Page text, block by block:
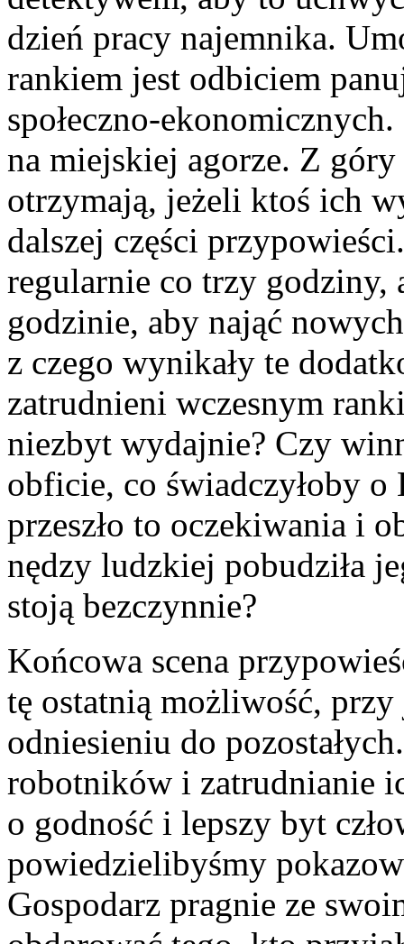
dzień pracy najemnika.
rankiem jest odbiciem
społeczno-
na miejskiej agorze. Z
otrzymają, jeżeli ktoś ich
dalszej części
regularnie co trzy godziny,
godzinie, aby nająć
z czego wynikały te
zatrudnieni wczesnym
niezbyt wydajnie? Czy
obficie, co świadczyłoby o
przeszło to oczekiwania i
nędzy ludzkiej pobudziła
stoją bezczynnie?
Końcowa scena
tę ostatnią możliwość,
odniesieniu do
robotników i zatrudnianie
o godność i lepszy byt
powiedzielibyśmy
Gospodarz pragnie ze